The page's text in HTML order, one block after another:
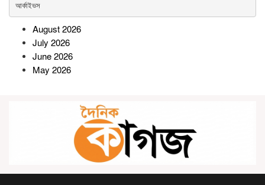
কর্মসূচি
উল্লাপাড়ায় র‌্যাবের অভিযানে ১০৪
বোতল স্ক্যাফসহ নারী মাদক ব্যবসায়ী
আর্কাইভস
August 2026
July 2026
June 2026
May 2026